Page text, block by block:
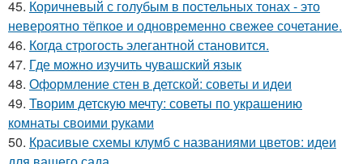
45. Коричневый с голубым в постельных тонах - это
невероятно тёпкое и одновременно свежее сочетание.
46. Когда строгость элегантной становится.
47. Где можно изучить чувашский язык
48. Оформление стен в детской: советы и идеи
49. Творим детскую мечту: советы по украшению
комнаты своими руками
50. Красивые схемы клумб с названиями цветов: идеи